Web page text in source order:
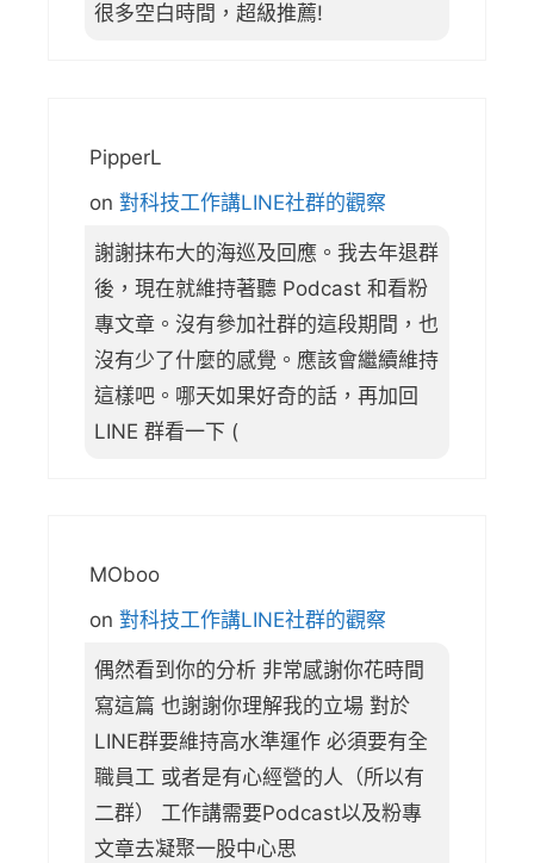
很多空白時間，超級推薦!
PipperL
on 對科技工作講LINE社群的觀察
謝謝抹布大的海巡及回應。我去年退群
後，現在就維持著聽 Podcast 和看粉
專文章。沒有參加社群的這段期間，也
沒有少了什麼的感覺。應該會繼續維持
這樣吧。哪天如果好奇的話，再加回
LINE 群看一下 (
MOboo
on 對科技工作講LINE社群的觀察
偶然看到你的分析 非常感謝你花時間
寫這篇 也謝謝你理解我的立場 對於
LINE群要維持高水準運作 必須要有全
職員工 或者是有心經營的人（所以有
二群） 工作講需要Podcast以及粉專
文章去凝聚一股中心思